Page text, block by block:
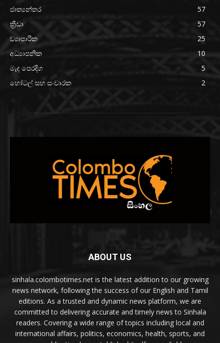
ජාත්‍යන්තර
57
ක්‍රීඩා
57
ව්‍යාපාරික
25
අධ්‍යාපනික
10
මැද පෙරදිග
5
හෝටල් සහ සංචාරක
2
ABOUT US
sinhala.colombotimes.net is the latest addition to our growing
news network, following the success of our English and Tamil
editions. As a trusted and dynamic news platform, we are
committed to delivering accurate and timely news to Sinhala
readers. Covering a wide range of topics including local and
international affairs, politics, economics, health, sports, and